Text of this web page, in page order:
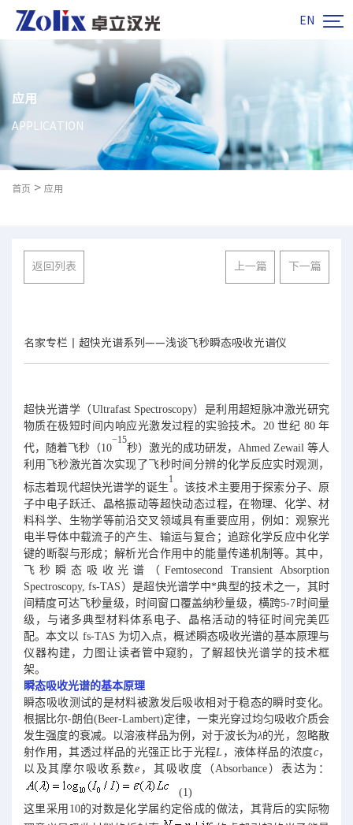
EN 
应用
APPLICATION
首页 > 应用
返回列表 上一篇 下一篇
名家专栏丨超快光谱系列——浅谈飞秒瞬态吸收光谱仪
超快光谱学（Ultrafast Spectroscopy）是利用超短脉冲激光研究
物质在极短时间内响应光激发过程的实验技术。20 世纪 80 年
代，随着飞秒（10
−15
秒）激光的成功研发，Ahmed Zewail 等人
利用飞秒激光首次实现了飞秒时间分辨的化学反应实时观测，
标志着现代超快光谱学的诞生
1
。该技术主要用于探索分子、原
子中电子跃迁、晶格振动等超快动态过程，在物理、化学、材
料科学、生物学等前沿交叉领域具有重要应用，例如：观察光
电半导体中载流子的产生、输运与复合；追踪化学反应中化学
键的断裂与形成；解析光合作用中的能量传递机制等。其中，
飞秒瞬态吸收光谱（Femtosecond Transient Absorption
Spectroscopy, fs-TAS）是超快光谱学中*典型的技术之一，其时
间精度可达飞秒量级，时间窗口覆盖纳秒量级，横跨5-7时间量
级，与诸多典型材料体系电子、晶格活动的特征时间完美匹
配。本文以 fs-TAS 为切入点，概述瞬态吸收光谱的基本原理与
仪器构建，力图让读者管中窥豹，了解超快光谱学的技术框
架。
瞬态吸收光谱的基本原理
瞬态吸收测试的是材料被激发后吸收相对于稳态的瞬时变化。
根据比尔-朗伯(Beer-Lambert)定律，一束光穿过均匀吸收介质会
发生强度的衰减。以溶液样品为例，对于波长为λ的光，忽略散
射作用，其透过样品的光强正比于光程L ，液体样品的浓度c，
以及其摩尔吸收系数e ，其吸收度（Absorbance）表达为：
(1)
这里采用10的对数是化学届约定俗成的做法，其背后的实际物